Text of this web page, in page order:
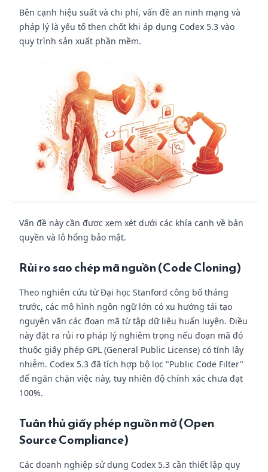
Bên cạnh hiệu suất và chi phí, vấn đề an ninh mạng và
pháp lý là yếu tố then chốt khi áp dụng Codex 5.3 vào
quy trình sản xuất phần mềm.
Vấn đề này cần được xem xét dưới các khía cạnh về bản
quyền và lỗ hổng bảo mật.
Rủi ro sao chép mã nguồn (Code Cloning)
Theo nghiên cứu từ Đại học Stanford công bố tháng
trước, các mô hình ngôn ngữ lớn có xu hướng tái tạo
nguyên văn các đoạn mã từ tập dữ liệu huấn luyện. Điều
này đặt ra rủi ro pháp lý nghiêm trọng nếu đoạn mã đó
thuộc giấy phép GPL (General Public License) có tính lây
nhiễm. Codex 5.3 đã tích hợp bộ lọc "Public Code Filter"
để ngăn chặn việc này, tuy nhiên độ chính xác chưa đạt
100%.
Tuân thủ giấy phép nguồn mở (Open
Source Compliance)
Các doanh nghiệp sử dụng Codex 5.3 cần thiết lập quy